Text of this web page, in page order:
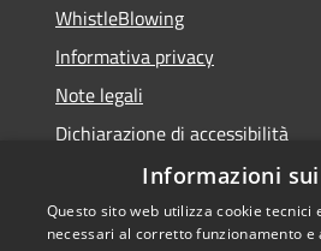
WhistleBlowing
Informativa privacy
Note legali
Dichiarazione di accessibilità
Informazioni
Questo sito web utilizza cookie
necessari al corretto funzionamento e